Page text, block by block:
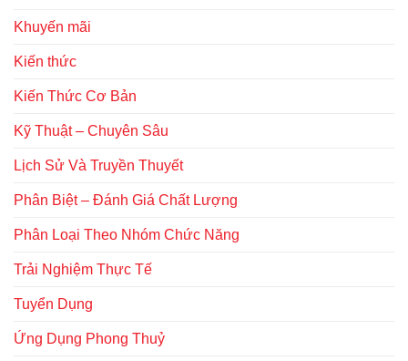
Khuyến mãi
Kiến thức
Kiến Thức Cơ Bản
Kỹ Thuật – Chuyên Sâu
Lịch Sử Và Truyền Thuyết
Phân Biệt – Đánh Giá Chất Lượng
Phân Loại Theo Nhóm Chức Năng
Trải Nghiệm Thực Tế
Tuyển Dụng
Ứng Dụng Phong Thuỷ